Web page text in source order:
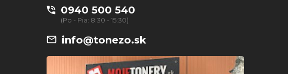
0940 500 540
(Po - Pia: 8:30 - 15:30)
info@tonezo.sk